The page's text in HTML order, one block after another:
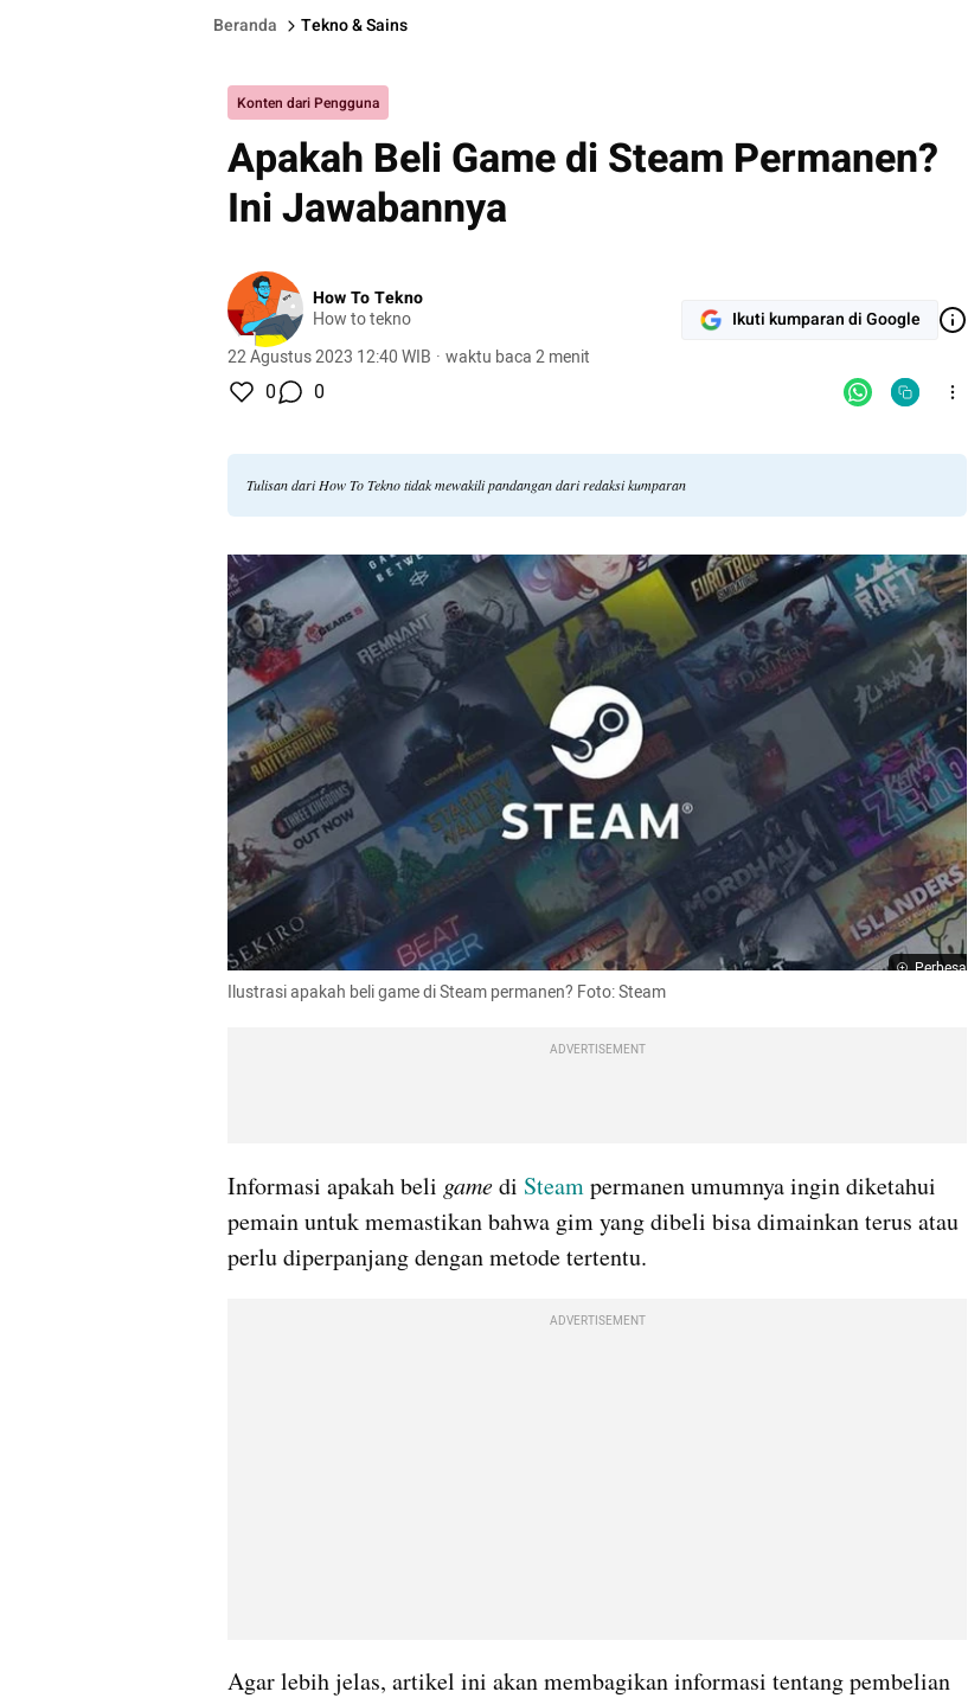
Beranda Tekno & Sains
Konten dari Pengguna
Apakah Beli Game di Steam Permanen?
Ini Jawabannya
How To Tekno
How to tekno
22 Agustus 2023 12:40 WIB · waktu baca 2 menit
Ikuti kumparan di Google
0 0
Tulisan dari How To Tekno tidak mewakili pandangan dari redaksi kumparan
Perbesar
Ilustrasi apakah beli game di Steam permanen? Foto: Steam
ADVERTISEMENT
Informasi apakah beli game di Steam permanen umumnya ingin diketahui
pemain untuk memastikan bahwa gim yang dibeli bisa dimainkan terus atau
perlu diperpanjang dengan metode tertentu.
ADVERTISEMENT
Agar lebih jelas, artikel ini akan membagikan informasi tentang pembelian